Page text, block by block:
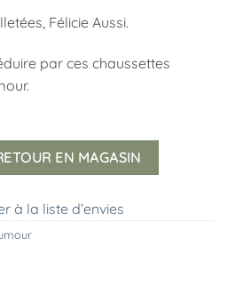
Félicie Aussi.
par ces chaussettes
EN MAGASIN
à la liste d’envies